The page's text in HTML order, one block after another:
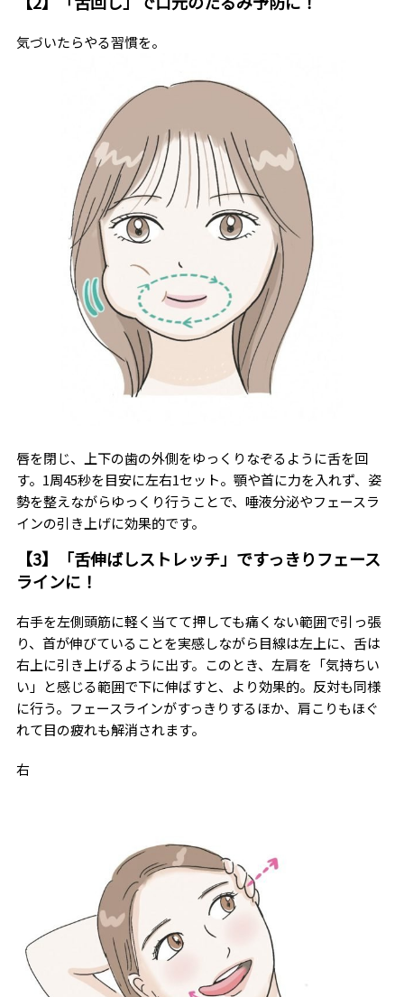
気づいたらやる習慣を。
唇を閉じ、上下の歯の外側をゆっくりなぞるように舌を回
す。1周45秒を目安に左右1セット。顎や首に力を入れず、姿
勢を整えながらゆっくり行うことで、唾液分泌やフェースラ
インの引き上げに効果的です。
【3】「舌伸ばしストレッチ」ですっきりフェース
ラインに！
右手を左側頭筋に軽く当てて押しても痛くない範囲で引っ張
り、首が伸びていることを実感しながら目線は左上に、舌は
右上に引き上げるように出す。このとき、左肩を「気持ちい
い」と感じる範囲で下に伸ばすと、より効果的。反対も同様
に行う。フェースラインがすっきりするほか、肩こりもほぐ
れて目の疲れも解消されます。
右